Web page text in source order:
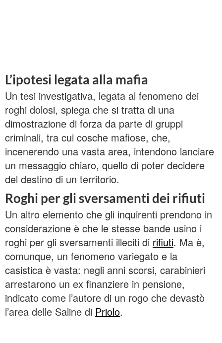
L’ipotesi legata alla mafia
Un tesi investigativa, legata al fenomeno dei
roghi dolosi, spiega che si tratta di una
dimostrazione di forza da parte di gruppi
criminali, tra cui cosche mafiose, che,
incenerendo una vasta area, intendono lanciare
un messaggio chiaro, quello di poter decidere
del destino di un territorio.
Roghi per gli sversamenti dei rifiuti
Un altro elemento che gli inquirenti prendono in
considerazione è che le stesse bande usino i
roghi per gli sversamenti illeciti di rifiuti. Ma è,
comunque, un fenomeno variegato e la
casistica è vasta: negli anni scorsi, carabinieri
arrestarono un ex finanziere in pensione,
indicato come l’autore di un rogo che devastò
l’area delle Saline di Priolo.